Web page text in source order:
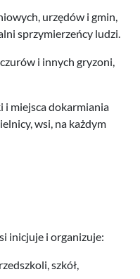
urzędów i gmin,
sprzymierzeńcy ludzi.
i innych gryzoni,
i miejsca dokarmiania
wsi, na każdym
inicjuje i organizuje:
szkół,